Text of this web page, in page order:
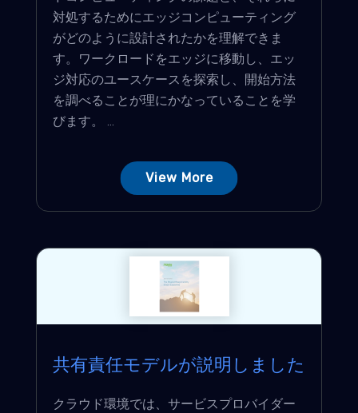
対処するためにエッジコンピューティング
がどのように設計されたかを理解できま
す。ワークロードをエッジに移動し、エッ
ジ対応のユースケースを探索し、開始方法
を調べることが理にかなっていることを学
びます。 ...
View More
共有責任モデルが説明しました
クラウド環境では、サービスプロバイダー